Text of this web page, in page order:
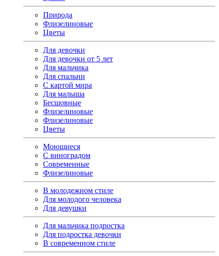
Природа
Флизелиновые
Цветы
Для девочки
Для девочки от 5 лет
Для мальчика
Для спальни
С картой мира
Для малыша
Бесшовные
Флизелиновые
Флизелиновые
Цветы
Моющиеся
С виноградом
Современные
Флизелиновые
В молодежном стиле
Для молодого человека
Для девушки
Для мальчика подростка
Для подростка девочки
В современном стиле